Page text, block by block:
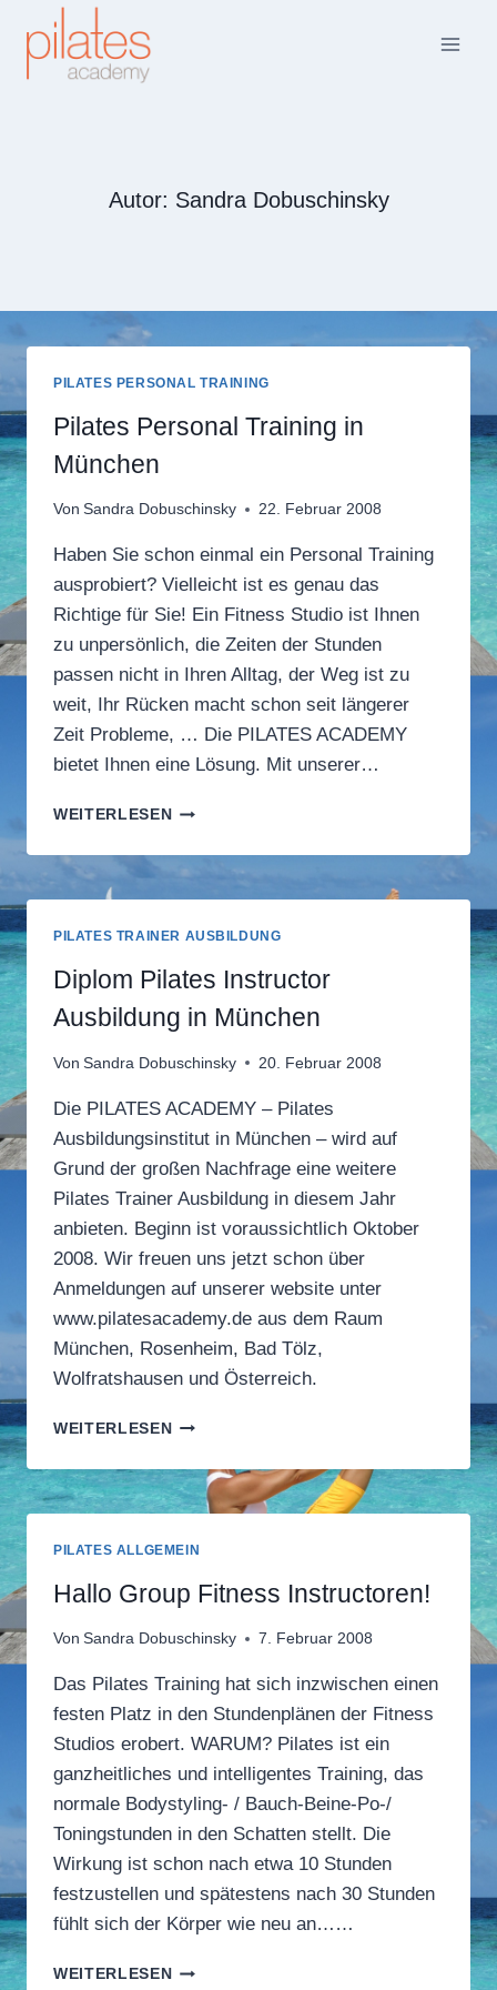
Inhalt
springen
Autor: Sandra Dobuschinsky
PILATES PERSONAL TRAINING
Pilates Personal Training in
München
Von Sandra Dobuschinsky 22. Februar 2008
Haben Sie schon einmal ein Personal Training
ausprobiert? Vielleicht ist es genau das
Richtige für Sie! Ein Fitness Studio ist Ihnen
zu unpersönlich, die Zeiten der Stunden
passen nicht in Ihren Alltag, der Weg ist zu
weit, Ihr Rücken macht schon seit längerer
Zeit Probleme, … Die PILATES ACADEMY
bietet Ihnen eine Lösung. Mit unserer…
WEITERLESENPILATES
TRAINING
IN
MÜNCHEN
PILATES TRAINER AUSBILDUNG
Diplom Pilates Instructor
Ausbildung in München
Von Sandra Dobuschinsky 20. Februar 2008
Die PILATES ACADEMY – Pilates
Ausbildungsinstitut in München – wird auf
Grund der großen Nachfrage eine weitere
Pilates Trainer Ausbildung in diesem Jahr
anbieten. Beginn ist voraussichtlich Oktober
2008. Wir freuen uns jetzt schon über
Anmeldungen auf unserer website unter
www.pilatesacademy.de aus dem Raum
München, Rosenheim, Bad Tölz,
Wolfratshausen und Österreich.
WEITERLESENDIPLOM
INSTRUCTOR
AUSBILDUNG
IN
PILATES ALLGEMEIN
Hallo Group Fitness Instructoren!
Von Sandra Dobuschinsky 7. Februar 2008
Das Pilates Training hat sich inzwischen einen
festen Platz in den Stundenplänen der Fitness
Studios erobert. WARUM? Pilates ist ein
ganzheitliches und intelligentes Training, das
normale Bodystyling- / Bauch-Beine-Po-/
Toningstunden in den Schatten stellt. Die
Wirkung ist schon nach etwa 10 Stunden
festzustellen und spätestens nach 30 Stunden
fühlt sich der Körper wie neu an……
WEITERLESENHALLO